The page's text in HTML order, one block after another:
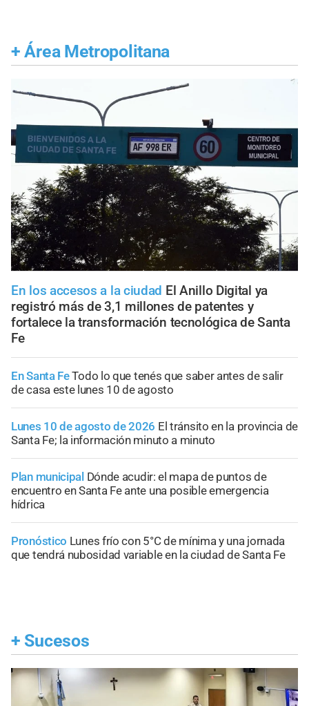
+ Área Metropolitana
En los accesos a la ciudad El Anillo Digital ya
registró más de 3,1 millones de patentes y
fortalece la transformación tecnológica de Santa
Fe
En Santa FeTodo lo que tenés que saber antes de salir
de casa este lunes 10 de agosto
Lunes 10 de agosto de 2026 El tránsito en la provincia de
Santa Fe; la información minuto a minuto
Plan municipal Dónde acudir: el mapa de puntos de
encuentro en Santa Fe ante una posible emergencia
hídrica
Pronóstico Lunes frío con 5°C de mínima y una jornada
que tendrá nubosidad variable en la ciudad de Santa Fe
+ Sucesos